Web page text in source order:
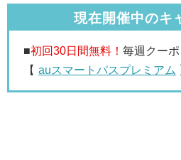
現在開催中のキ
■初回30日間無料！ 毎週クー
【 auスマートパスプレミアム